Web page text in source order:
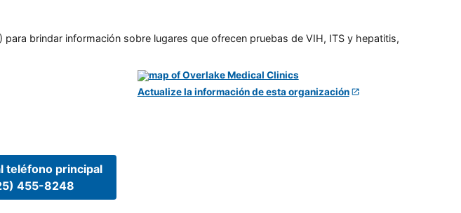
brindar información sobre lugares que ofrecen pruebas de VIH, ITS y hepatitis,
teléfono principal
455-8248
Actualize la información de esta organización